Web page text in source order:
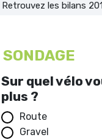
Retrouvez les bilans
SONDAGE
Sur quel vélo
plus ?
Route
Gravel